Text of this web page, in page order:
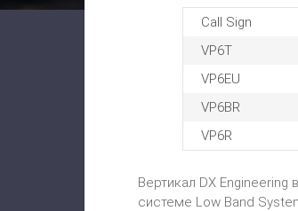
Call Sign
VP6T
VP6EU
VP6BR
VP6R
Вертикал DX
системе Low Band